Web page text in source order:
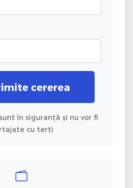
cererea
în siguranță și nu vor fi
cu terți